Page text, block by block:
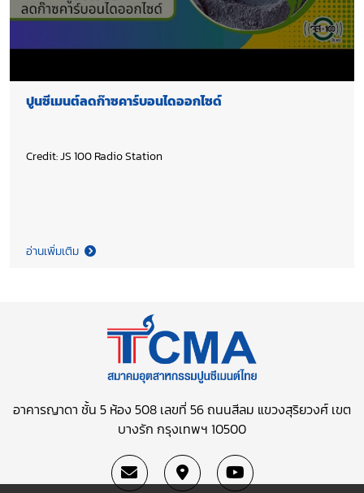
ปูนซีเมนต์ลดก๊าซคาร์บอนไดออกไซด์
Credit: JS 100 Radio Station
อ่านเพิ่มเติม
อาคารญาดา ชั้น 5 ห้อง 508 เลขที่ 56 ถนนสีลม แขวงสุริยวงศ์ เขต
บางรัก กรุงเทพฯ 10500